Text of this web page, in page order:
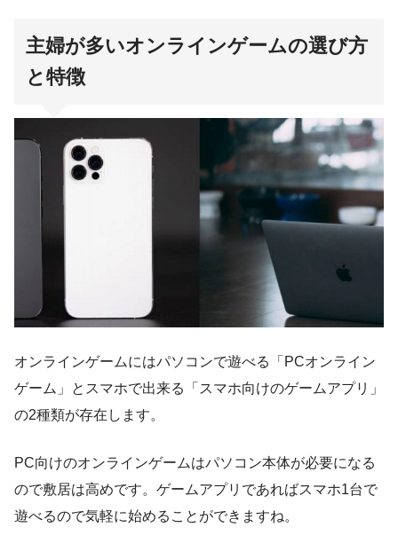
主婦が多いオンラインゲームの選び方
と特徴
オンラインゲームにはパソコンで遊べる「PCオンライン
ゲーム」とスマホで出来る「スマホ向けのゲームアプリ」
の2種類が存在します。
PC向けのオンラインゲームはパソコン本体が必要になる
ので敷居は高めです。ゲームアプリであればスマホ1台で
遊べるので気軽に始めることができますね。